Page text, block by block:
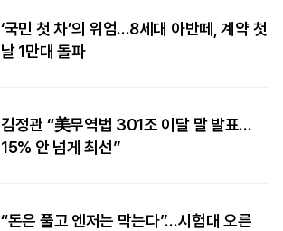
‘국민 첫 차’의 위엄…8세대 아반떼, 계약 첫
날 1만대 돌파
김정관 “美무역법 301조 이달 말 발표…
15% 안 넘게 최선”
“돈은 풀고 엔저는 막는다”…시험대 오른